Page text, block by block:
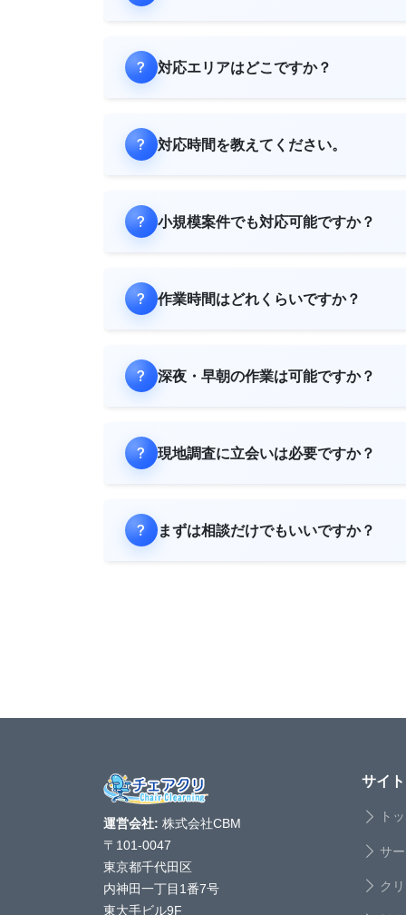
対応エリアはどこですか？
対応時間を教えてください。
小規模案件でも対応可能ですか？
作業時間はどれくらいですか？
深夜・早朝の作業は可能ですか？
現地調査に立会いは必要ですか？
まずは相談だけでもいいですか？
運営会社: 株式会社CBM
〒101-0047
東京都千代田区
内神田一丁目1番7号
東大手ビル9F
サイ
ト
サ
ク